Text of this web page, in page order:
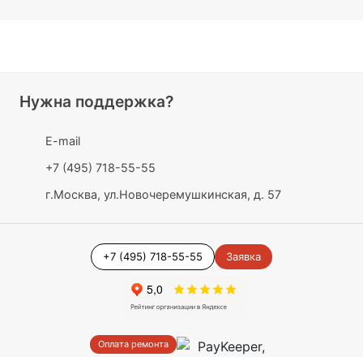
Нужна поддержка?
E-mail
+7 (495) 718-55-55
г.Москва, ул.Новочеремушкинская, д. 57
+7 (495) 718-55-55 Заявка
Оплата ремонта